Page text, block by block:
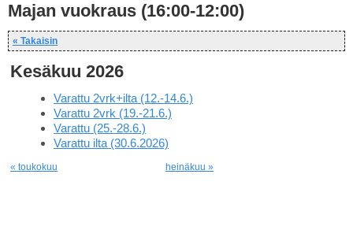
Majan vuokraus (16:00-12:00)
« Takaisin
Kesäkuu 2026
Varattu 2vrk+ilta (12.-14.6.)
Varattu 2vrk (19.-21.6.)
Varattu (25.-28.6.)
Varattu ilta (30.6.2026)
« toukokuu heinäkuu »